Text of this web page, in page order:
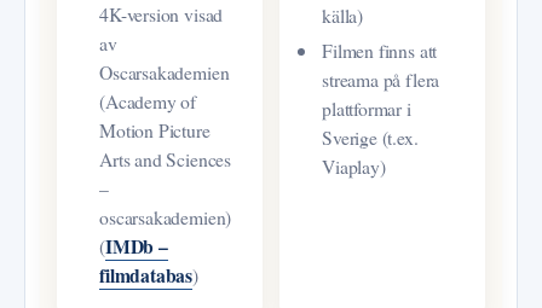
4K-version visad
av
Oscarsakademien
(Academy of
Motion Picture
Arts and Sciences
–
oscarsakademien)
(IMDb –
filmdatabas)
källa)
Filmen finns att
streama på flera
plattformar i
Sverige (t.ex.
Viaplay)